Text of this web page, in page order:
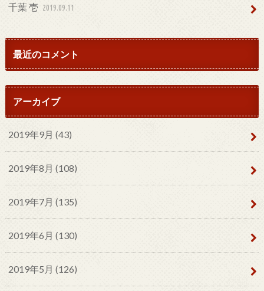
千葉 壱 2019.09.11
最近のコメント
アーカイブ
2019年9月 (43)
2019年8月 (108)
2019年7月 (135)
2019年6月 (130)
2019年5月 (126)